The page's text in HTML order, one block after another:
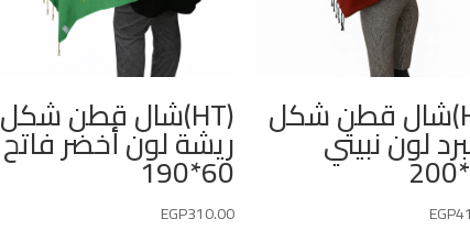
(HT)شال قطن شكل
لون نبيتي
EGP
(HT)شال قطن شكل
ريشة لون أخضر فاتح
60*190
EGP310.00